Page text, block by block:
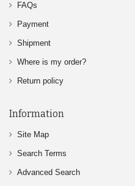
FAQs
Payment
Shipment
Where is my order?
Return policy
Information
Site Map
Search Terms
Advanced Search